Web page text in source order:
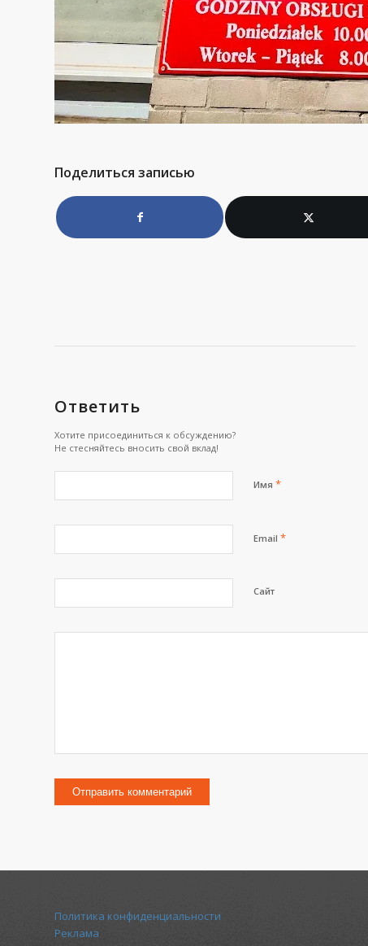
Поделиться записью
Ответить
Хотите присоединиться к обсуждению?
Не стесняйтесь вносить свой вклад!
Имя *
Email *
Сайт
Политика конфиденциальности
Реклама